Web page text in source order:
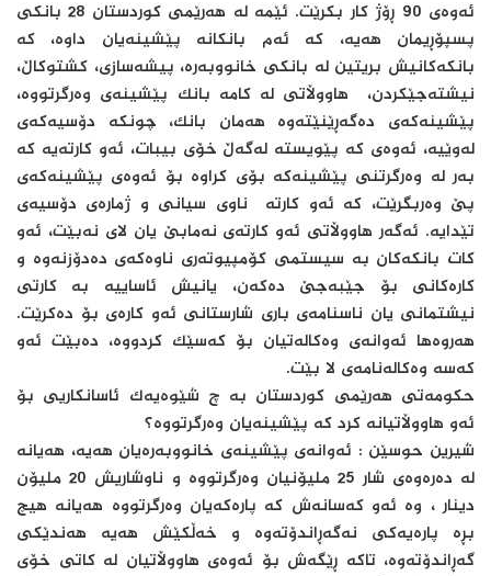
ئه‌وه‌ی 90 ڕۆژ كار بكرێت. ئێمه‌ له‌ هه‌رێمی كوردستان 28 بانكی
پسپۆڕیمان هه‌یه‌، كه‌ ئه‌م بانكانه‌ پێشینه‌یان داوه‌، كه‌
بانكه‌كانیش بریتین له‌ بانكی خانووبه‌ره‌، پیشه‌سازی، كشتوكاڵ،
نیشته‌جێكردن، هاووڵاتی له‌ كامه‌ بانك پێشینه‌ی وه‌رگرتووه‌،
پێشینه‌كه‌ی ده‌گه‌ڕێنێته‌وه‌ هه‌مان بانك، چونكه‌ دۆسیه‌كه‌ی
له‌وێیه‌، ئه‌وه‌ی كه‌ پێویسته‌ له‌گه‌ڵ خۆی بیبات، ئه‌و كارته‌یه‌ كه‌
به‌ر له‌ وه‌رگرتنی پێشینه‌كه‌ بۆی كراوه‌ بۆ ئه‌وه‌ی پێشینه‌كه‌ی
پێ وه‌ربگرێت، كه‌ ئه‌و كارته‌ ناوی سیانی و ژماره‌ی دۆسیه‌ی
تێدایه‌. ئه‌گه‌ر هاووڵاتی ئه‌و كارته‌ی نه‌مابێ یان لای نه‌بێت، ئه‌و
كات بانكه‌كان به‌ سیستمی كۆمپیوته‌ری ناوه‌كه‌ی ده‌دۆزنه‌وه‌ و
كاره‌كانی بۆ جێبه‌جێ ده‌كه‌ن، یانیش ئاساییه‌ به‌ كارتی
نیشتمانی یان ناسنامه‌ی باری شارستانی ئه‌و كاره‌ی بۆ ده‌كرێت.
هه‌روه‌ها ئه‌وانه‌ی وه‌كاله‌تیان بۆ كه‌سێك كردووه‌، ده‌بێت ئه‌و
كه‌سه‌ وه‌كاله‌نامه‌ی لا بێت.
حكومه‌تی هه‌رێمی كوردستان به‌ چ شێوه‌یه‌ك ئاسانكاریی بۆ
ئه‌و هاووڵاتیانه‌ كرد كه‌ پێشینه‌یان وه‌رگرتووه‌؟
شیرین حوسێن : ئه‌وانه‌ی پێشینه‌ی خانووبه‌ره‌یان هه‌یه‌، هه‌یانه‌
له‌ ده‌ره‌وه‌ی شار 25 ملیۆنیان وه‌رگرتووه‌ و ناوشاریش 20 ملیۆن
دینار ، وه‌ ئه‌و كه‌سانه‌ش كه‌ پاره‌كه‌یان وه‌رگرتووه‌ هه‌یانه‌ هیچ
بڕه‌ پاره‌یه‌كی نه‌گه‌ڕاندۆته‌وه‌ و خه‌ڵكێش هه‌یه‌ هه‌ندێكی
گه‌ڕاندۆته‌وه‌، تاكه‌ ڕێگه‌ش بۆ ئه‌وه‌ی هاووڵاتیان له‌ كاتی خۆی